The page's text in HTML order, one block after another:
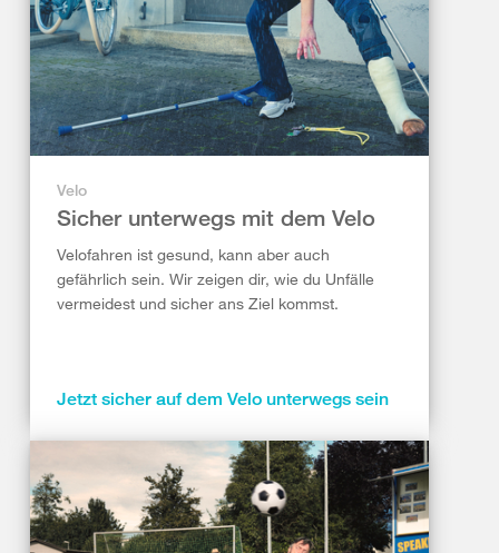
Velo
Sicher unterwegs mit dem Velo
Velofahren ist gesund, kann aber auch
gefährlich sein. Wir zeigen dir, wie du Unfälle
vermeidest und sicher ans Ziel kommst.
Jetzt sicher auf dem Velo unterwegs sein